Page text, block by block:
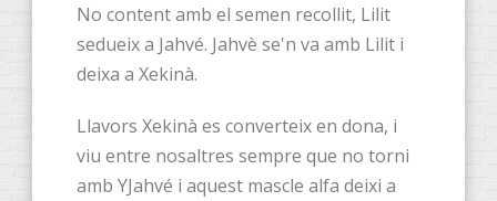
No content amb el semen recollit, Lilit
sedueix a Jahvé. Jahvè se'n va amb Lilit i
deixa a Xekinà.
Llavors Xekinà es converteix en dona, i
viu entre nosaltres sempre que no torni
amb YJahvé i aquest mascle alfa deixi a